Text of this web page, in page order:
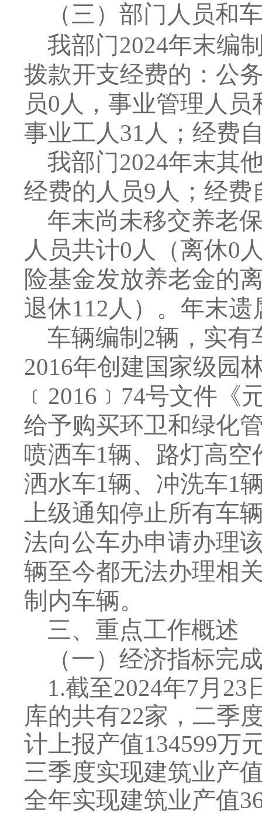
（三）部门人员和
我部门2024年末编
拨款开支经费的 ：公
员0 人 ，事业管理人员
事业工人 31 人 ；经费
我部门2024年末其
经费的人员9 人；经费
年末尚未移交养老
人员共计0 人 （离休0
险基金发放养老金的
退休112 人 ） 。年末遗
车辆编制 2辆，实有
2016年创建国家级园
﹝ 2016 ﹞ 74号文件《
给予购买环卫和绿化
喷洒车1辆、路灯高空
洒水车1辆、冲洗车1
上级通知停止所有车
法向公车办申请办理
辆至今都无法办理相
制内车辆。
三、重点工作概述
（一）经济指标完
1.截至2024年7月 23
库的共有22家，二季
计上报产值134599万
三季度实现建筑业产
全年实现建筑业产值